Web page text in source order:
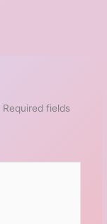
Required fields